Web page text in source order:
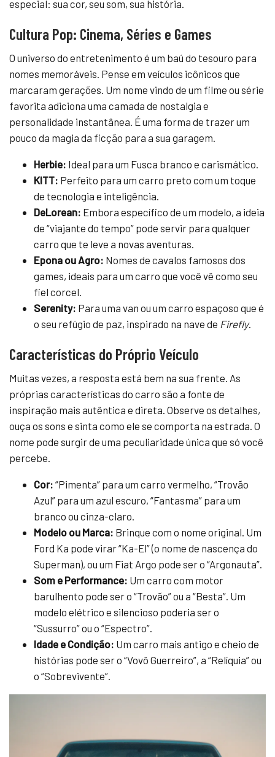
especial: sua cor, seu som, sua história.
Cultura Pop: Cinema, Séries e Games
O universo do entretenimento é um baú do tesouro para
nomes memoráveis. Pense em veículos icônicos que
marcaram gerações. Um nome vindo de um filme ou série
favorita adiciona uma camada de nostalgia e
personalidade instantânea. É uma forma de trazer um
pouco da magia da ficção para a sua garagem.
Herbie: Ideal para um Fusca branco e carismático.
KITT: Perfeito para um carro preto com um toque
de tecnologia e inteligência.
DeLorean: Embora específico de um modelo, a ideia
de “viajante do tempo” pode servir para qualquer
carro que te leve a novas aventuras.
Epona ou Agro: Nomes de cavalos famosos dos
games, ideais para um carro que você vê como seu
fiel corcel.
Serenity: Para uma van ou um carro espaçoso que é
o seu refúgio de paz, inspirado na nave de Firefly.
Características do Próprio Veículo
Muitas vezes, a resposta está bem na sua frente. As
próprias características do carro são a fonte de
inspiração mais autêntica e direta. Observe os detalhes,
ouça os sons e sinta como ele se comporta na estrada. O
nome pode surgir de uma peculiaridade única que só você
percebe.
Cor: “Pimenta” para um carro vermelho, “Trovão
Azul” para um azul escuro, “Fantasma” para um
branco ou cinza-claro.
Modelo ou Marca: Brinque com o nome original. Um
Ford Ka pode virar “Ka-El” (o nome de nascença do
Superman), ou um Fiat Argo pode ser o “Argonauta”.
Som e Performance: Um carro com motor
barulhento pode ser o “Trovão” ou a “Besta”. Um
modelo elétrico e silencioso poderia ser o
“Sussurro” ou o “Espectro”.
Idade e Condição: Um carro mais antigo e cheio de
histórias pode ser o “Vovô Guerreiro”, a “Relíquia” ou
o “Sobrevivente”.